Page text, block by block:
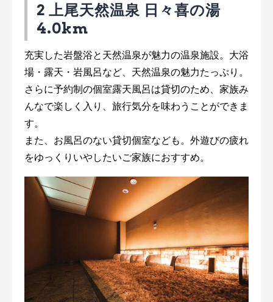
2 上尾天然温泉 日々喜の湯
4.0km
充実した岩盤浴と天然温泉が魅力の温泉施設。大浴
場・露天・岩風呂など、天然温泉の魅力たっぷり。
さらに予約制の個室露天風呂は貸切のため、家族み
んなで楽しく入り、旅行気分を味わうことができま
す。
また、お風呂のない貸切個室なども。外遊びの疲れ
をゆっくりいやしたいご家族におすすめ。